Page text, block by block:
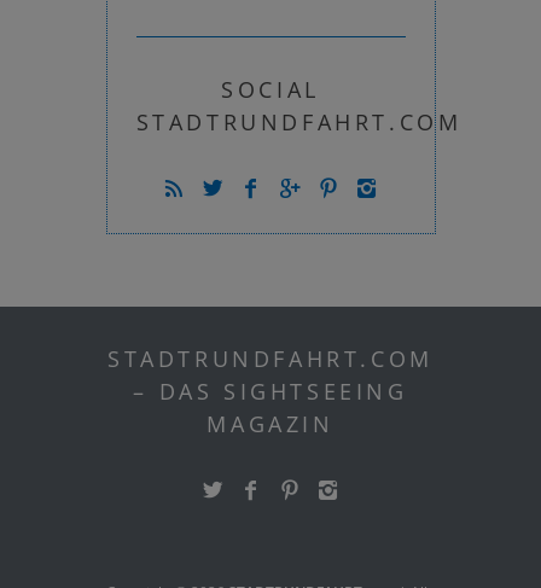
SOCIAL
STADTRUNDFAHRT.COM
STADTRUNDFAHRT.COM
– DAS SIGHTSEEING
MAGAZIN